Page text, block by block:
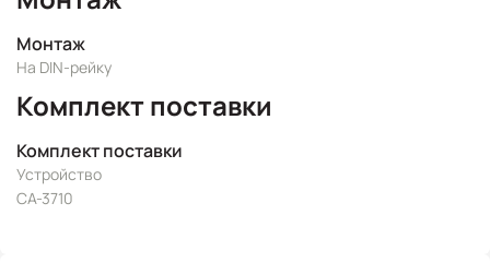
Монтаж
На DIN-рейку
Комплект поставки
Комплект поставки
Устройство
CA-3710